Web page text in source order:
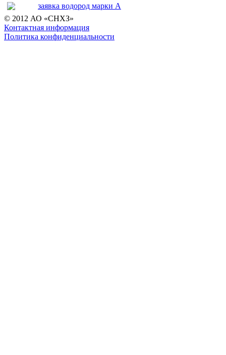
заявка водород марки А
© 2012 АО «СНХЗ»
Контактная информация
Политика конфиденциальности